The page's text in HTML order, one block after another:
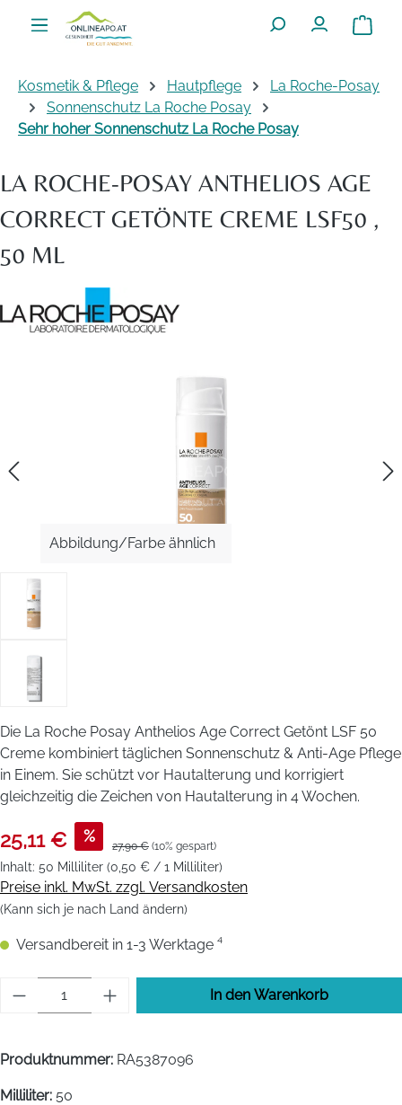
Zum Hauptinhalt springen
Kosmetik & Pflege Hautpflege
La Roche-Posay
Sonnenschutz La Roche Posay
Sehr hoher Sonnenschutz La Roche Posay
LA ROCHE-POSAY ANTHELIOS AGE
CORRECT GETÖNTE CREME LSF50 ,
50 ML
Abbildung/Farbe ähnlich
Die La Roche Posay Anthelios Age Correct Getönt LSF 50
Creme kombiniert täglichen Sonnenschutz & Anti-Age Pflege
in Einem. Sie schützt vor Hautalterung und korrigiert
gleichzeitig die Zeichen von Hautalterung in 4 Wochen.
25,11 € %
27,90 € (10% gespart)
Inhalt: 50 Milliliter (0,50 € / 1 Milliliter)
Preise inkl. MwSt. zzgl. Versandkosten
(Kann sich je nach Land ändern)
Versandbereit in 1-3 Werktage ⁴
Produkt Anzahl: Gib den gewünschten
In den Warenkorb
Produktnummer: RA5387096
Milliliter: 50